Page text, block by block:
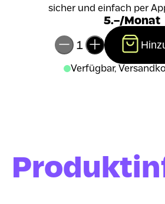
sicher und einfach per
5.–/Monat
1
Verfügbar,